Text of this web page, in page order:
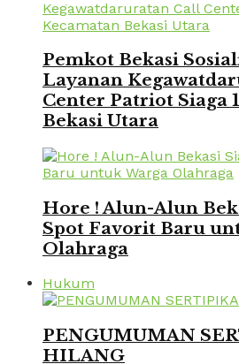
Pemkot Bekasi
Layanan
Center Patriot Siaga
Bekasi Utara
Hore ! Alun-Alun
Spot Favorit Baru
Olahraga
Hukum
PENGUMUMAN
HILANG